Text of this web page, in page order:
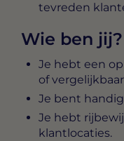
tevreden
Wie ben jij?
Je hebt een
of
Je bent
Je hebt
klantlocaties.